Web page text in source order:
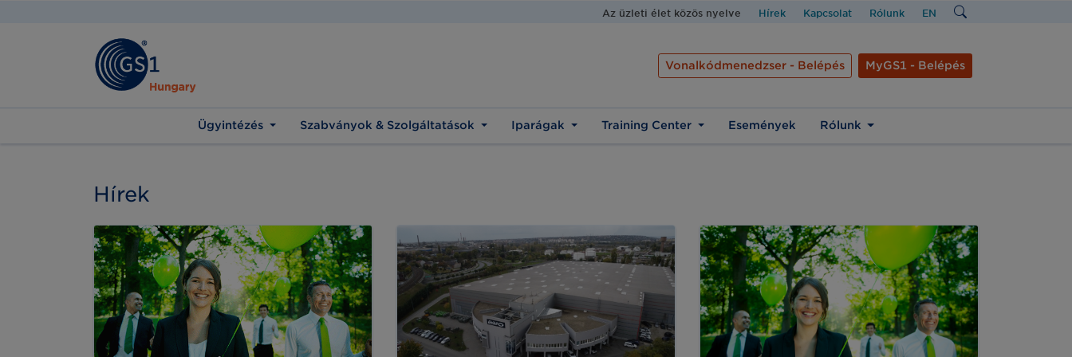
Az üzleti élet közös nyelve Hírek Kapcsolat Rólunk EN
Vonalkódmenedzser - Belépés MyGS1 - Belépés
Ügyintézés Szabványok & Szolgáltatások Iparágak Training Center Események Rólunk
Hírek